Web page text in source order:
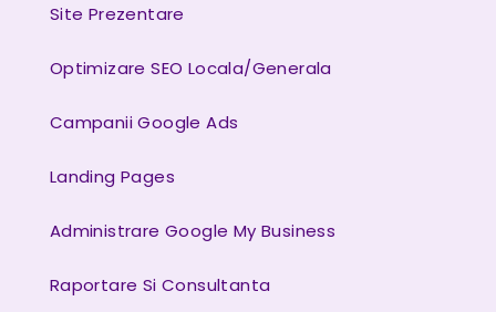
Site Prezentare
Optimizare SEO Locala/Generala
Campanii Google Ads
Landing Pages
Administrare Google My Business
Raportare Si Consultanta